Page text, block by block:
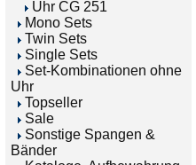
Uhr CG 251
Mono Sets
Twin Sets
Single Sets
Set-Kombinationen ohne
Uhr
Topseller
Sale
Sonstige Spangen &
Bänder